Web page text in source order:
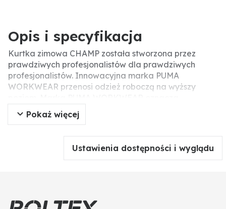
Opis i specyfikacja
Kurtka zimowa CHAMP została stworzona przez
prawdziwych profesjonalistów dla prawdziwych
profesjonalistów. Innowacyjna marka PUMA
WORKWEAR przenosi odzież roboczą na wyższy
nowoczesne połączenie stylu i odzieży roboczej.
Spawane laserowo hafty krzyżykowe wyglądają
pluszową podszewkę i ściągacz ze stoperem.
Prążkowane mankiety i dół zapewniają elastyczne
Oddychająca jakość i ciepła pluszowa podszewka na
Pokaż więcej
Ustawienia dostępności i wyglądu